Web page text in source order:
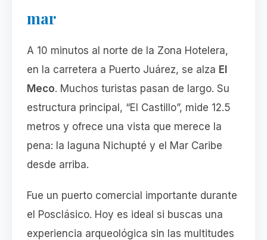
mar
A 10 minutos al norte de la Zona Hotelera,
en la carretera a Puerto Juárez, se alza El
Meco. Muchos turistas pasan de largo. Su
estructura principal, “El Castillo”, mide 12.5
metros y ofrece una vista que merece la
pena: la laguna Nichupté y el Mar Caribe
desde arriba.
Fue un puerto comercial importante durante
el Posclásico. Hoy es ideal si buscas una
experiencia arqueológica sin las multitudes